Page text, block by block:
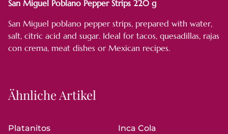
San Miguel Poblano Pepper Strips 220 g
San Miguel poblano pepper strips, prepared with water,
salt, citric acid and sugar. Ideal for tacos, quesadillas, rajas
con crema, meat dishes or Mexican recipes.
Ähnliche Artikel
Platanitos
Inca Cola